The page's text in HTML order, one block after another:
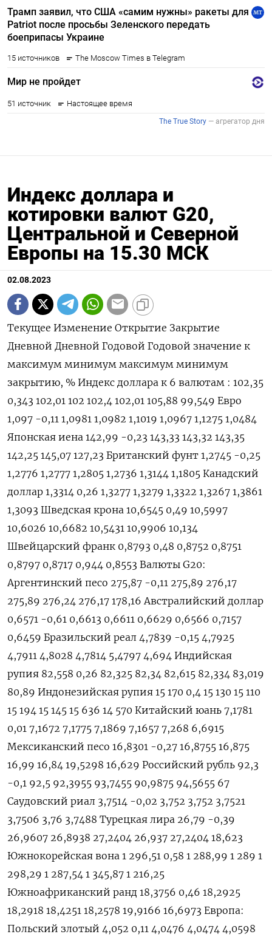
Индекс доллара и
котировки валют G20,
Центральной и Северной
Европы на 15.30 МСК
02.08.2023
Текущее Изменение Открытие Закрытие
Дневной Дневной Годовой Годовой значение к
максимум минимум максимум минимум
закрытию, % Индекс доллара к 6 валютам : 102,35
0,343 102,01 102 102,4 102,01 105,88 99,549 Евро
1,097 -0,11 1,0981 1,0982 1,1019 1,0967 1,1275 1,0484
Японская иена 142,99 -0,23 143,33 143,32 143,35
142,25 145,07 127,23 Британский фунт 1,2745 -0,25
1,2776 1,2777 1,2805 1,2736 1,3144 1,1805 Канадский
доллар 1,3314 0,26 1,3277 1,3279 1,3322 1,3267 1,3861
1,3093 Шведская крона 10,6545 0,49 10,5997
10,6026 10,6682 10,5431 10,9906 10,134
Швейцарский франк 0,8793 0,48 0,8752 0,8751
0,8797 0,8717 0,944 0,8553 Валюты G20:
Аргентинский песо 275,87 -0,11 275,89 276,17
275,89 276,24 276,17 178,16 Австралийский доллар
0,6571 -0,61 0,6613 0,6611 0,6629 0,6566 0,7157
0,6459 Бразильский реал 4,7839 -0,15 4,7925
4,7911 4,8028 4,7814 5,4797 4,694 Индийская
рупия 82,558 0,26 82,325 82,34 82,615 82,334 83,019
80,89 Индонезийская рупия 15 170 0,4 15 130 15 110
15 194 15 145 15 636 14 570 Китайский юань 7,1781
0,01 7,1672 7,1775 7,1869 7,1657 7,268 6,6915
Мексиканский песо 16,8301 -0,27 16,8755 16,875
16,99 16,84 19,5298 16,629 Российский рубль 92,3
-0,1 92,5 92,3955 93,7455 90,9875 94,5655 67
Саудовский риал 3,7514 -0,02 3,752 3,752 3,7521
3,7506 3,76 3,7488 Турецкая лира 26,79 -0,39
26,9607 26,8938 27,2404 26,937 27,2404 18,623
Южнокорейская вона 1 296,51 0,58 1 288,99 1 289 1
298,29 1 287,54 1 345,87 1 216,25
Южноафриканский ранд 18,3756 0,46 18,2925
18,2918 18,4251 18,2578 19,9166 16,6973 Европа:
Польский злотый 4,052 0,11 4,0476 4,0474 4,0598